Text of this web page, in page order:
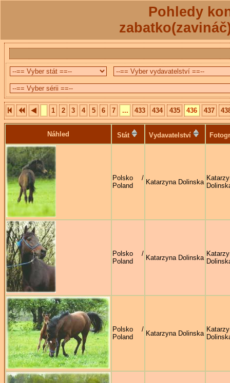
Pohledy
1 2 3 4 5 6 7 ... 433 434 435 436 437
Náhled Stát Vydavatelství
Polsko /
Poland
Katarzyna Dolinska
Polsko /
Poland
Katarzyna Dolinska
Polsko /
Poland
Katarzyna Dolinska